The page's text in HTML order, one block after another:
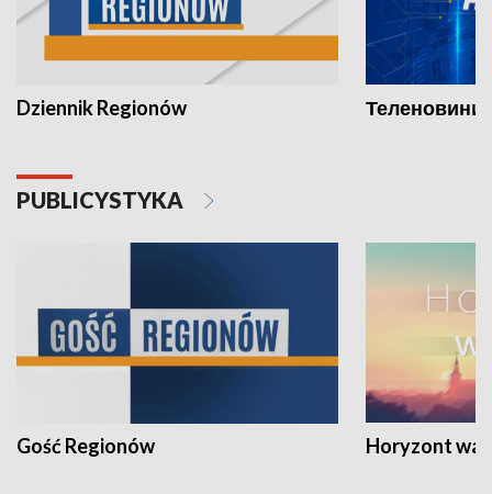
Dziennik Regionów Теленовини
PUBLICYSTYKA
Gość Regionów Horyzont